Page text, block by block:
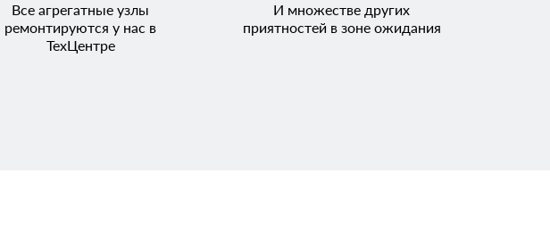
Все агрегатные узлы
ремонтируются у нас в
ТехЦентре
И множестве других
приятностей в зоне ожидания